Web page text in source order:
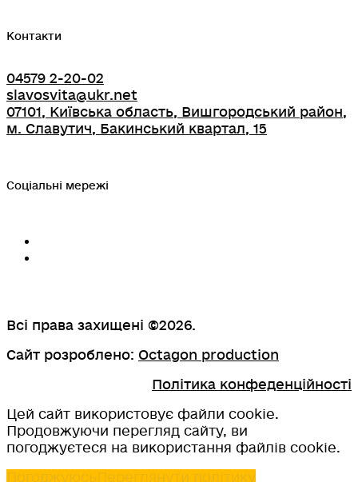
Контакти
04579 2-20-02
slavosvita@ukr.net
07101, Київська область, Вишгородський район,
м. Славутич, Бакинський квартал, 15
Соціальні мережі
Всі права захищені ©2026.
Сайт розроблено: Octagon production
Політика конфеденційності
Цей сайт використовує файли cookie.
Продовжуючи перегляд сайту, ви
погоджуєтеся на використання файлів cookie.